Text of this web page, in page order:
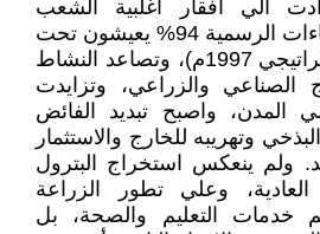
الي افقار أغلبية الشعب
السوداني حسب الاحصاءات الرسمية 94% يعيشون تحت
خط الفقر(التقرير الاستراتيجي 1997م)، وتصاعد النشاط
الصناعي والزراعي، وتزايدت
المدن، واصبح تبديد الفائض
وتهريبه للخارج والاستثمار
ولم ينعكس استخراج البترول
وعلي تطور الزراعة
خدمات التعليم والصحة، بل